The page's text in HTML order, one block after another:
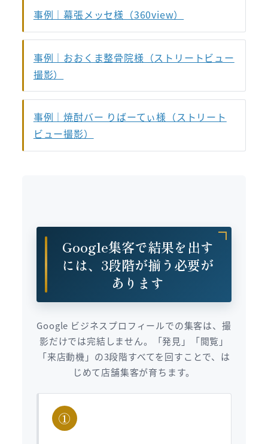
事例｜幕張メッセ様（360view）
事例｜おおくま整骨院様（ストリートビュー
撮影）
事例｜焼酎バー りばーてぃ様（ストリート
ビュー撮影）
Google集客で結果を出す
には、3段階が揃う必要が
あります
Google ビジネスプロフィールでの集客は、撮
影だけでは完結しません。「発見」「閲覧」
「来店動機」の3段階すべてを回すことで、は
じめて店舗集客が育ちます。
①